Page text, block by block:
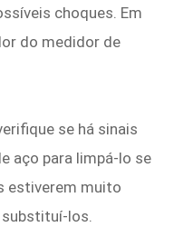
choques. Em
do medidor de
se há sinais
aço para limpá-lo se
estiverem muito
los.